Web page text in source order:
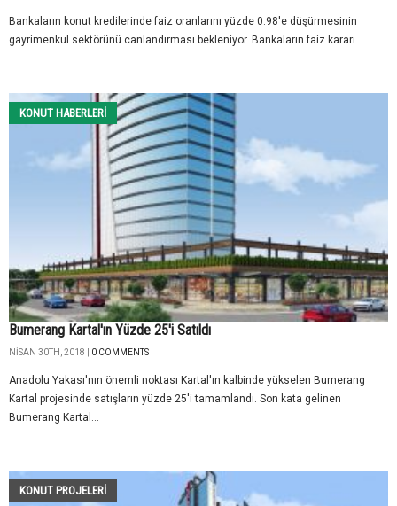
Bankaların konut kredilerinde faiz oranlarını yüzde 0.98'e düşürmesinin
gayrimenkul sektörünü canlandırması bekleniyor. Bankaların faiz kararı...
KONUT HABERLERI
Bumerang Kartal'ın Yüzde 25'i Satıldı
NISAN 30TH, 2018 | 0 COMMENTS
Anadolu Yakası'nın önemli noktası Kartal'ın kalbinde yükselen Bumerang
Kartal projesinde satışların yüzde 25'i tamamlandı. Son kata gelinen
Bumerang Kartal...
KONUT PROJELERI